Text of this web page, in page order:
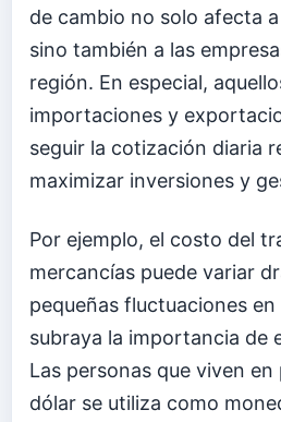
de cambio no solo afecta
sino también a las
región. En especial,
importaciones y
seguir la cotización diaria
maximizar inversiones y
Por ejemplo, el costo del
mercancías puede variar
pequeñas fluctuaciones
subraya la importancia de
Las personas que viven en
dólar se utiliza como